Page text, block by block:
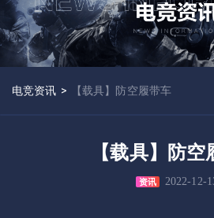
电竞资讯 > 【载具】防空履带车
【载具】防空
资讯 2022-12-